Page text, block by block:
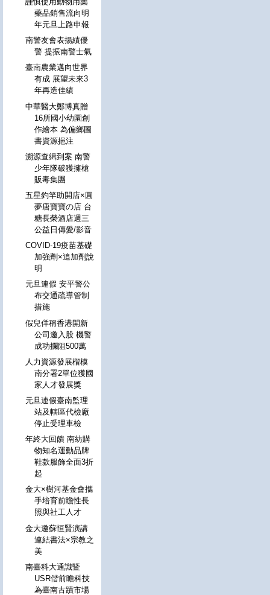
藥品銷售流向明
年元旦上路申報
南警友會表揚績優
警 提振南警士氣
臺南農業邁向世界
有成 展望未來3
年再造佳績
中華醫大鄭博真贈
16所國小幼園創
作繪本 為偏鄉圖
書資源挹注
溯源查緝到案 南警
少年隊破獲擁槍
販毒集團
五星釣竿助開店×圓
夢唐寶寶の店 台
糖長榮酒店週三
公益日傳愛/影音
COVID-19疫苗基礎
加強劑×追加劑說
明
元旦連假 安平警公
布交通疏導管制
措施
假兒佯稱香港開新
公司邀入股 機警
成功攔阻500萬
人力資源發展楷模
南分署2單位獲國
家人才發展獎
元旦連假臺南監理
站及轄區代檢廠
停止受理車檢
年終大回饋 南紡購
物知名運動品牌
鞋款服飾全面3折
起
金大×樹河基金會攜
手培育前瞻性長
照與社工人才
金大邀蘇恒賢演講
連結書法×宗教之
美
南臺科大通識暨
USR偕前瞻科技
為臺南古蹟市場